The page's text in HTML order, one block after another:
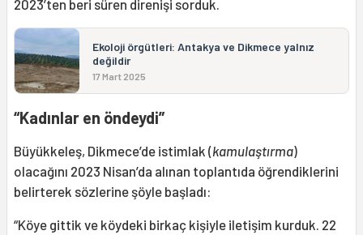
2023’ten beri süren direnişi sorduk.
Ekoloji örgütleri: Antakya ve Dikmece yalnız
değildir
17 Mart 2025
“Kadınlar en öndeydi”
Büyükkeleş, Dikmece’de istimlak (kamulaştırma)
olacağını 2023 Nisan’da alınan toplantıda öğrendiklerini
belirterek sözlerine şöyle başladı:
“Köye gittik ve köydeki birkaç kişiyle iletişim kurduk. 22